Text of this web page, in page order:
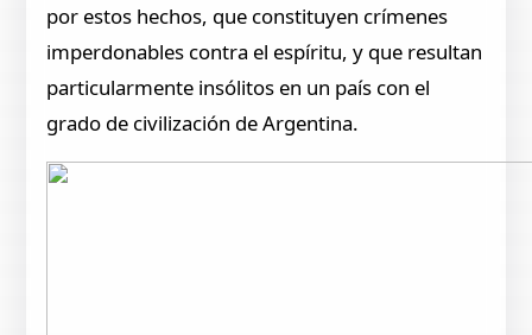
por estos hechos, que constituyen crímenes
imperdonables contra el espíritu, y que resultan
particularmente insólitos en un país con el
grado de civilización de Argentina.